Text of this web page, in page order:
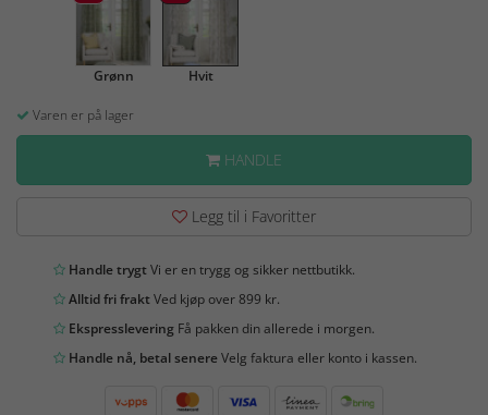
Grønn Hvit
Varen er på lager
HANDLE
Legg til i Favoritter
Handle trygtVi er en trygg og sikker nettbutikk.
Alltid fri fraktVed kjøp over 899 kr.
Ekspresslevering Få pakken din allerede i morgen.
Handle nå, betal senereVelg faktura eller konto i kassen.